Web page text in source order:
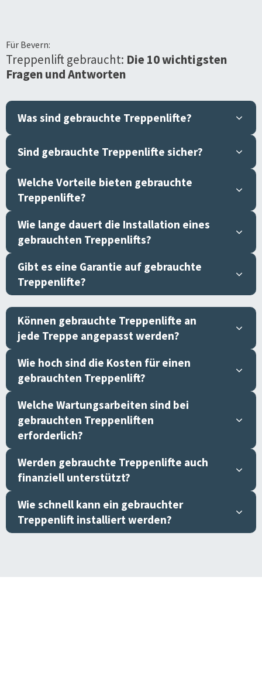
Für Bevern:
Treppenlift gebraucht: Die 10 wichtigsten
Fragen und Antworten
Was sind gebrauchte Treppenlifte?
Sind gebrauchte Treppenlifte sicher?
Welche Vorteile bieten gebrauchte
Treppenlifte?
Wie lange dauert die Installation eines
gebrauchten Treppenlifts?
Gibt es eine Garantie auf gebrauchte
Treppenlifte?
Können gebrauchte Treppenlifte an
jede Treppe angepasst werden?
Wie hoch sind die Kosten für einen
gebrauchten Treppenlift?
Welche Wartungsarbeiten sind bei
gebrauchten Treppenliften
erforderlich?
Werden gebrauchte Treppenlifte auch
finanziell unterstützt?
Wie schnell kann ein gebrauchter
Treppenlift installiert werden?